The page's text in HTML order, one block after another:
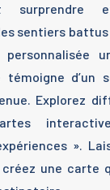
surprendre
sentiers
personnalisée
d’un
Explorez
».
une carte